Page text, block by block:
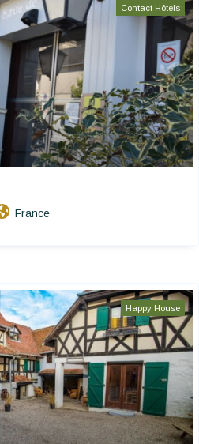
Contact Hôtels
France
Happy House